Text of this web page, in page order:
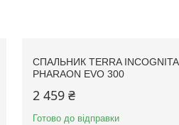
СПАЛЬНИК TERRA INCOGNITA
PHARAON EVO 300
2 459 ₴
Готово до відправки